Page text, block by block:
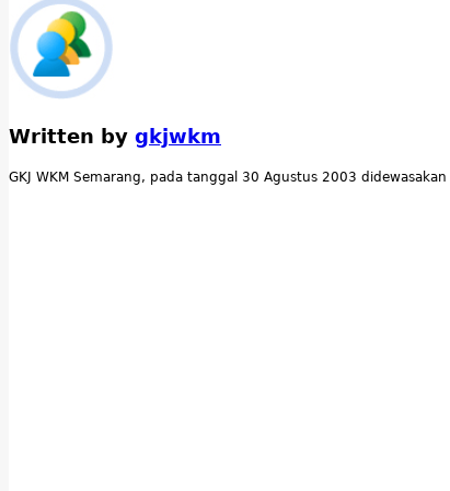
Written by gkjwkm
GKJ WKM Semarang, pada tanggal 30 Agustus 2003